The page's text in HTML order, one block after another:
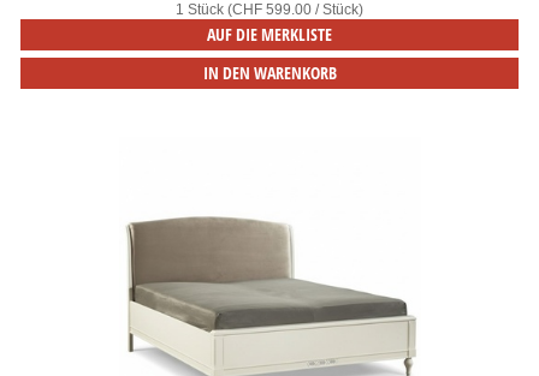
1 Stück (CHF 599.00 / Stück)
AUF DIE MERKLISTE
IN DEN WARENKORB